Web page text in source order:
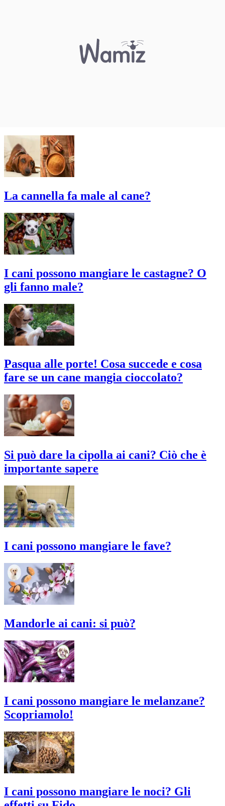
La cannella fa male al cane?
I cani possono mangiare le castagne? O
gli fanno male?
Pasqua alle porte! Cosa succede e cosa
fare se un cane mangia cioccolato?
Si può dare la cipolla ai cani? Ciò che è
importante sapere
I cani possono mangiare le fave?
Mandorle ai cani: si può?
I cani possono mangiare le melanzane?
Scopriamolo!
I cani possono mangiare le noci? Gli